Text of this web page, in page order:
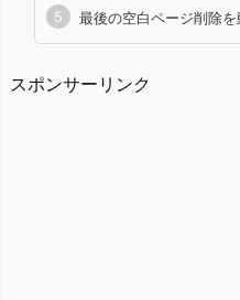
最後の空白ページ削除
スポンサーリンク